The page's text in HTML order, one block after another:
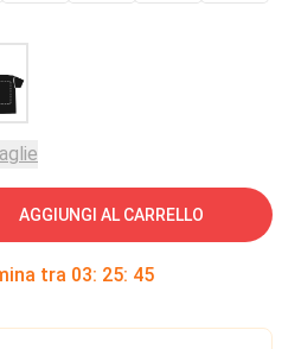
AGGIUNGI AL CARRELLO
tra 03: 25: 45